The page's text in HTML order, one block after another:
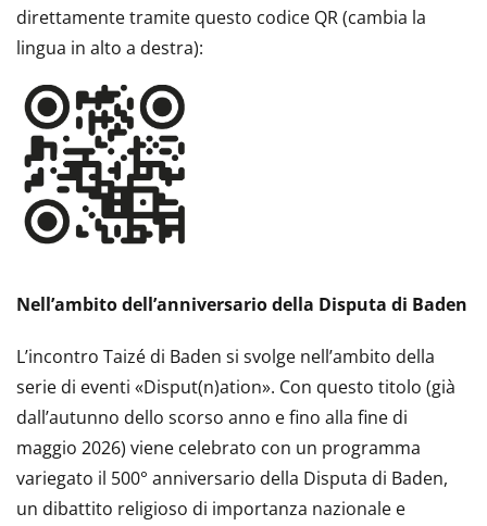
direttamente tramite questo codice QR (cambia la
lingua in alto a destra):
Nell’ambito dell’anniversario della Disputa di Baden
L’incontro Taizé di Baden si svolge nell’ambito della
serie di eventi «Disput(n)ation». Con questo titolo (già
dall’autunno dello scorso anno e fino alla fine di
maggio 2026) viene celebrato con un programma
variegato il 500° anniversario della Disputa di Baden,
un dibattito religioso di importanza nazionale e